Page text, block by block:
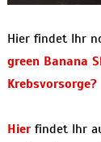
Hier findet Ihr
green Banana
Krebsvorsorge?
Hier findet Ihr